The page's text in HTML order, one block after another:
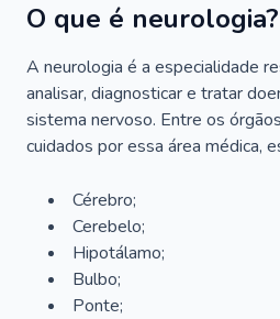
O que é neurologia?
A neurologia é a especialidade
analisar, diagnosticar e tratar
sistema nervoso. Entre os
cuidados por essa área médica,
Cérebro;
Cerebelo;
Hipotálamo;
Bulbo;
Ponte;